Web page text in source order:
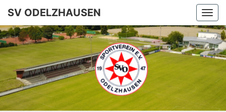
SV ODELZHAUSEN
SV